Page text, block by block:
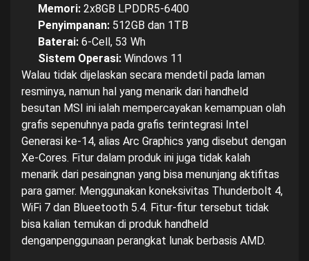
Memori: 2x8GB LPDDR5-6400
Penyimpanan: 512GB dan 1TB
Baterai: 6-Cell, 53 Wh
Sistem Operasi: Windows 11
Walau tidak dijelaskan secara mendetil pada laman
resminya, namun hal yang menarik dari handheld
besutan MSI ini ialah mempercayakan kemampuan olah
grafis sepenuhnya pada grafis terintegrasi Intel
Generasi ke-14, alias Arc Graphics yang disebut dengan
Xe-Cores. Fitur dalam produk ini juga tidak kalah
menarik dari pesaingnan yang bisa menunjang aktifitas
para gamer. Menggunakan koneksivitas Thunderbolt 4,
WiFi 7 dan Blueetooth 5.4. Fitur-fitur tersebut tidak
bisa kalian temukan di produk handheld
denganpenggunaan perangkat lunak berbasis AMD.